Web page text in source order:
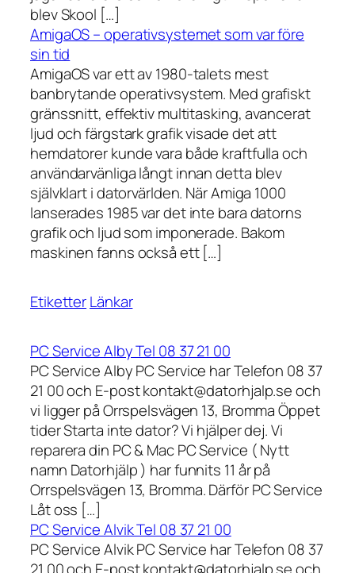
blev Skool […]
AmigaOS – operativsystemet som var före
sin tid
AmigaOS var ett av 1980-talets mest
banbrytande operativsystem. Med grafiskt
gränssnitt, effektiv multitasking, avancerat
ljud och färgstark grafik visade det att
hemdatorer kunde vara både kraftfulla och
användarvänliga långt innan detta blev
självklart i datorvärlden. När Amiga 1000
lanserades 1985 var det inte bara datorns
grafik och ljud som imponerade. Bakom
maskinen fanns också ett […]
EtiketterLänkar
PC Service Alby Tel 08 37 21 00
PC Service Alby PC Service har Telefon 08 37
21 00 och E-post kontakt@datorhjalp.se och
vi ligger på Orrspelsvägen 13, Bromma Öppet
tider Starta inte dator? Vi hjälper dej. Vi
reparera din PC & Mac PC Service ( Nytt
namn Datorhjälp ) har funnits 11 år på
Orrspelsvägen 13, Bromma. Därför PC Service
Låt oss […]
PC Service Alvik Tel 08 37 21 00
PC Service Alvik PC Service har Telefon 08 37